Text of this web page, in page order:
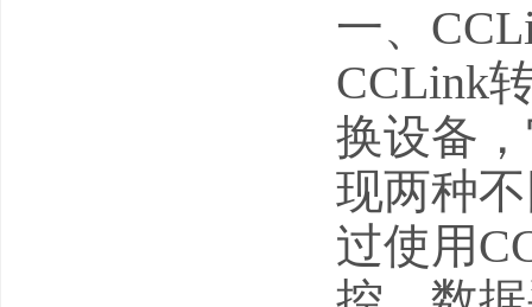
一、
CCLink
换设备
现两种
过使用